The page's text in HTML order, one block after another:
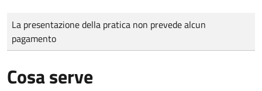
Tipo di pagamento
Importo
La presentazione della pratica non prevede alcun
pagamento
Cosa serve